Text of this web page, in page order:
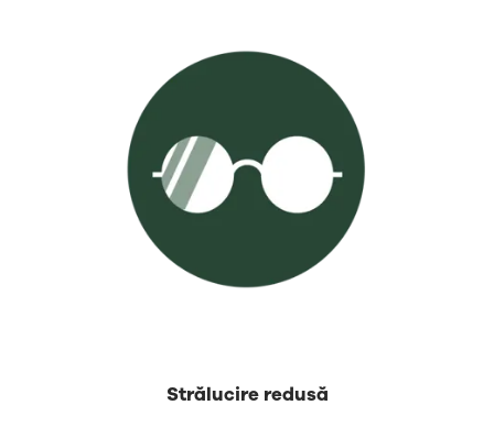
⁡Strălucire redusă